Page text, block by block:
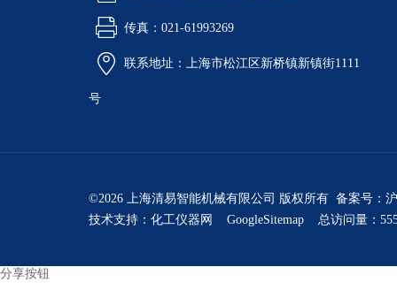
传真：021-61993269
联系地址：上海市松江区新桥镇新镇街1111
号
©2026 上海清易智能机械有限公司 版权所有 备案号：
技术支持： 化工仪器网 GoogleSitemap 总访问量：
分享按钮